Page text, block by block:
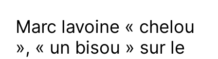
Marc lavoine « chelou
», « un bisou » sur le